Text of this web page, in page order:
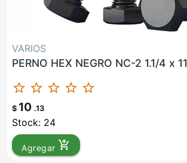
VARIOS
PERNO HEX NEGRO NC-2 1.1/4 x 11
star_border star_border star_border star_border star_border
$ 10 .13
Stock: 24
Agregar add_shopping_cart